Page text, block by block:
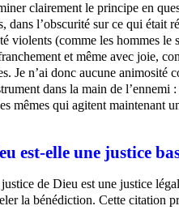
clairement le principe en
dans l’obscurité sur ce qui
violents (comme les hommes
et même avec joie,
Je n’ai donc aucune
dans la main de
mêmes qui agitent maintenant
est-elle une justice
de Dieu est une justice
la bénédiction. Cette citation